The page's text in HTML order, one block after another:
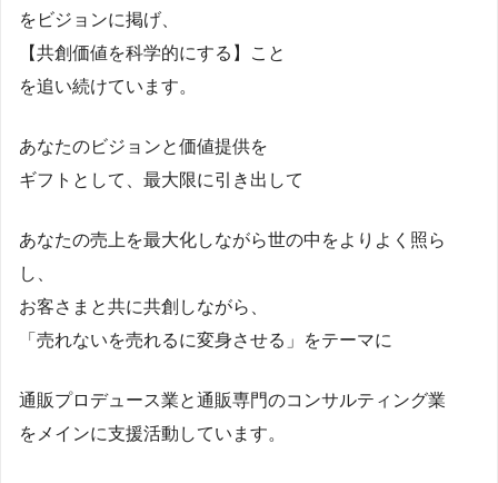
をビジョンに掲げ、
【共創価値を科学的にする】こと
を追い続けています。
あなたのビジョンと価値提供を
ギフトとして、最大限に引き出して
あなたの売上を最大化しながら世の中をよりよく照ら
し、
お客さまと共に共創しながら、
「売れないを売れるに変身させる」をテーマに
通販プロデュース業と通販専門のコンサルティング業
をメインに支援活動しています。